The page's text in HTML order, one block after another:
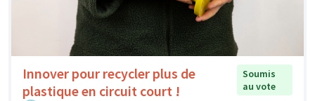
Innover pour recycler plus de
plastique en circuit court !
Soumis
au vote